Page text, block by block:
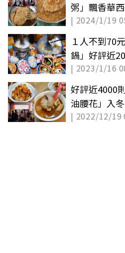
粥」飄香華
太欠吃
| 2024/1/19
１人不到70
鍋」好評近
餅都必點
| 2023/1/16
好評近4000
油腰花」入
浩子也愛
| 2022/12/19